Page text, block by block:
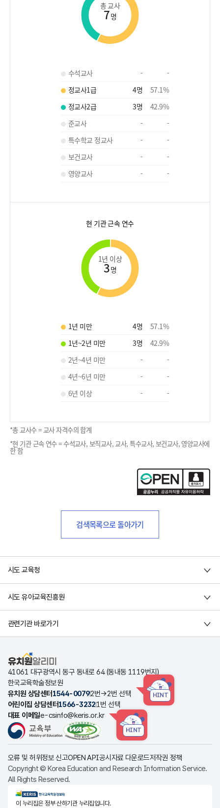
총 교사
7명
수석교사 -
-
정교사1급
4명 57.1%
정교사2급
3명 42.9%
준교사
-
-
특수학교 정교사
-
-
보건교사
-
-
영양교사
- -
현 기관 근속 연수
1년 이상
3명
1년 미만 4명 57.1%
1년~2년 미만
3명 42.9%
2년~4년 미만
-
-
4년~6년 미만
-
-
6년 이상
- -
*총 교사수 = 교사 자격수의 합계
*현 기관 근속 연수 = 수석교사, 보직교사, 교사, 특수교사, 보건교사, 영양교사에
한 함
검색목록으로 돌아가기
시도 교육청
시도 유아교육진흥원
관련기관 바로가기
유치원알리미
41061 대구광역시 동구 동내로 64 (동내동 1119번지)
한국교육학술정보원
유치원 상담센터 1544-00792번→2번 선택 HINT
어린이집 상담센터1566-32321번 선택
대표 이메일e-csinfo@keris.or.kr
HINT
오류 및 허위정보 신고OPEN API공시자료 다운로드저작권 정책
Copyright © Korea Education and Research Information Service.
All Rights Reserved.
KERIS한국교육학술정보원
이 누리집은 정부 산하기관 누리집입니다.